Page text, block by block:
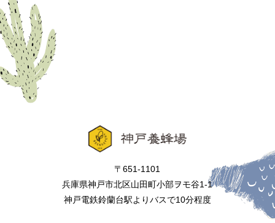
〒651-1101
兵庫県神戸市北区山田町小部ヲモ谷1-1
神戸電鉄鈴蘭台駅よりバスで10分程度